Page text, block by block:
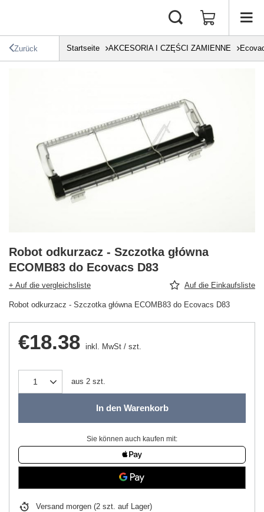
Zurück Startseite AKCESORIA I CZĘŚCI ZAMIENNE
Robot odkurzacz - Szczotka główna
ECOMB83 do Ecovacs D83
+ Auf die vergleichsliste Auf die Einkaufsliste
Robot odkurzacz - Szczotka główna ECOMB83 do Ecovacs D83
€18.38 inkl. MwSt / szt.
aus 2 szt.
In den Warenkorb
Sie können auch kaufen mit:
Versand morgen (2 szt. auf Lager)